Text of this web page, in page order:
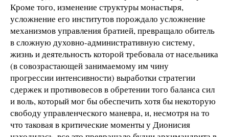
Кроме того, изменение структуры монастыря,
усложнение его институтов порождало усложнение
механизмов управления братией, превращало обитель
в сложную духовно-административную систему,
жизнь и деятельность которой требовала от насельника
(в совозрастающей занимаемому им чину
прогрессии интенсивности) выработки стратегии
сдержек и противовесов в обретении того баланса сил
и воль, который мог бы обеспечить хотя бы некоторую
свободу управленческого маневра, и, несмотря на то
что таковая в критические моменты у Дионисия